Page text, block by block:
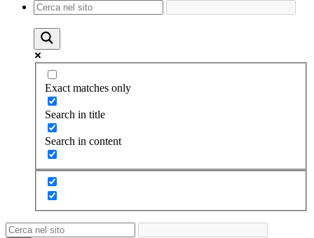
Exact matches only
Search in title
Search in content